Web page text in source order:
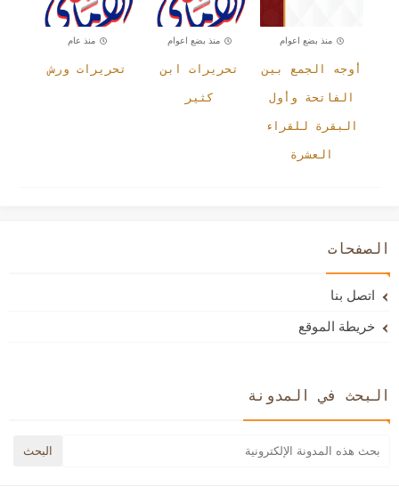
منذ بضع اعوام
أوجه الجمع بين
الفاتحة وأول
البقرة للقراء
العشرة
منذ بضع اعوام
تحريرات ابن
كثير
منذ عام
تحريرات ورش
الصفحات
اتصل بنا
خريطة الموقع
البحث في المدونة